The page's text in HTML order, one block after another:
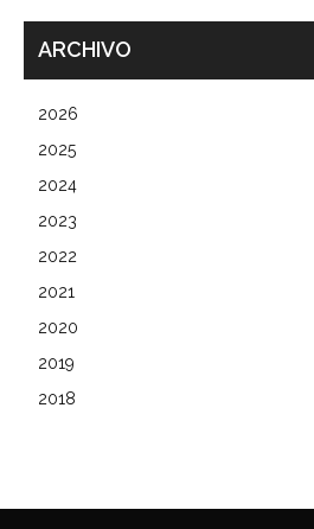
ARCHIVO
2026
2025
2024
2023
2022
2021
2020
2019
2018